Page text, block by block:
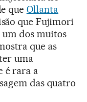
que Ollanta
que Fujimori
dos muitos
que as
uma
é rara a
das quatro